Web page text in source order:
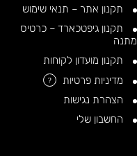
תקנון אתר – תנאי שימוש
תקנון גיפטכארד – כרטיס
מתנה
תקנון מועדון לקוחות
מדיניות פרטיות
?
הצהרת נגישות
החשבון שלי